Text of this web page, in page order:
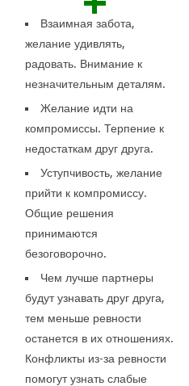
Взаимная забота,
желание удивлять,
радовать. Внимание к
незначительным деталям.
Желание идти на
компромиссы. Терпение к
недостаткам друг друга.
Уступчивость, желание
прийти к компромиссу.
Общие решения
принимаются
безоговорочно.
Чем лучше партнеры
будут узнавать друг друга,
тем меньше ревности
останется в их отношениях.
Конфликты из-за ревности
помогут узнать слабые